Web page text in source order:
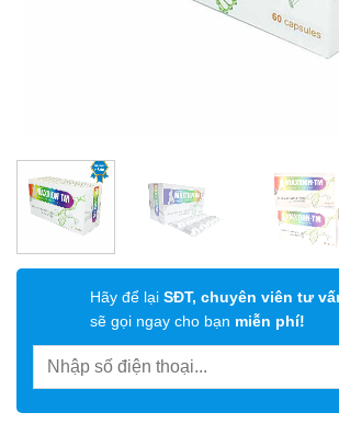
Hãy để lại SĐT, chuyên viên tư
sẽ gọi ngay cho bạn miễn phí!